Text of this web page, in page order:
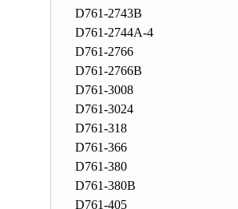
D761-2743B
D761-2744A-4
D761-2766
D761-2766B
D761-3008
D761-3024
D761-318
D761-366
D761-380
D761-380B
D761-405